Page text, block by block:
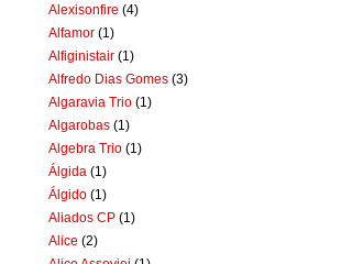
Alexisonfire (4)
Alfamor (1)
Alfiginistair (1)
Alfredo Dias Gomes (3)
Algaravia Trio (1)
Algarobas (1)
Algebra Trio (1)
Álgida (1)
Álgido (1)
Aliados CP (1)
Alice (2)